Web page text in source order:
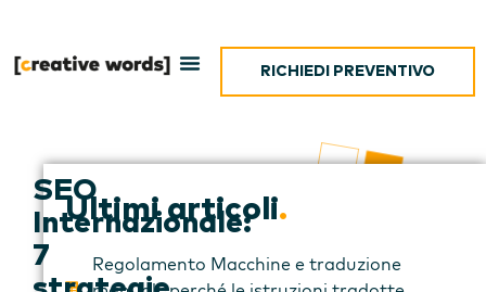
RICHIEDI PREVENTIVO
Ultimi articoli.
Regolamento Macchine e traduzione
SEO
Internazionale:
7